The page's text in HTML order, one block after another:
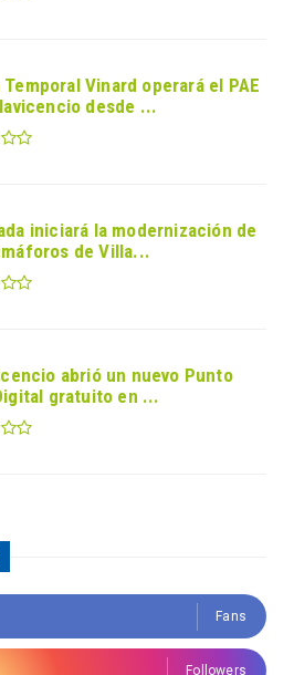
Temporal Vinard operará el PAE
desde ...
iniciará la modernización de
de Villa...
abrió un nuevo Punto
gratuito en ...
Fans
Followers